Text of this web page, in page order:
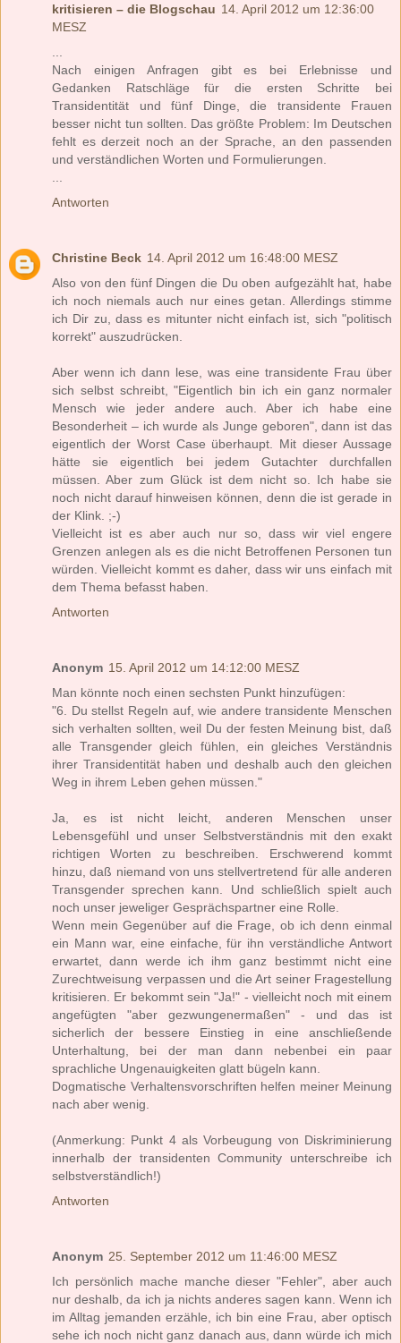
kritisieren – die Blogschau 14. April 2012 um 12:36:00
MESZ
Nach einigen Anfragen gibt es bei Erlebnisse und
Gedanken Ratschläge für die ersten Schritte bei
Transidentität und fünf Dinge, die transidente Frauen
besser nicht tun sollten. Das größte Problem: Im Deutschen
fehlt es derzeit noch an der Sprache, an den passenden
und verständlichen Worten und Formulierungen.
Antworten
Christine Beck 14. April 2012 um 16:48:00 MESZ
Also von den fünf Dingen die Du oben aufgezählt hat, habe
ich noch niemals auch nur eines getan. Allerdings stimme
ich Dir zu, dass es mitunter nicht einfach ist, sich "politisch
korrekt" auszudrücken.
Aber wenn ich dann lese, was eine transidente Frau über
sich selbst schreibt, "Eigentlich bin ich ein ganz normaler
Mensch wie jeder andere auch. Aber ich habe eine
Besonderheit – ich wurde als Junge geboren", dann ist das
eigentlich der Worst Case überhaupt. Mit dieser Aussage
hätte sie eigentlich bei jedem Gutachter durchfallen
müssen. Aber zum Glück ist dem nicht so. Ich habe sie
noch nicht darauf hinweisen können, denn die ist gerade in
der Klink. ;-)
Vielleicht ist es aber auch nur so, dass wir viel engere
Grenzen anlegen als es die nicht Betroffenen Personen tun
würden. Vielleicht kommt es daher, dass wir uns einfach mit
dem Thema befasst haben.
Antworten
Anonym 15. April 2012 um 14:12:00 MESZ
Man könnte noch einen sechsten Punkt hinzufügen:
"6. Du stellst Regeln auf, wie andere transidente Menschen
sich verhalten sollten, weil Du der festen Meinung bist, daß
alle Transgender gleich fühlen, ein gleiches Verständnis
ihrer Transidentität haben und deshalb auch den gleichen
Weg in ihrem Leben gehen müssen."
Ja, es ist nicht leicht, anderen Menschen unser
Lebensgefühl und unser Selbstverständnis mit den exakt
richtigen Worten zu beschreiben. Erschwerend kommt
hinzu, daß niemand von uns stellvertretend für alle anderen
Transgender sprechen kann. Und schließlich spielt auch
noch unser jeweliger Gesprächspartner eine Rolle.
Wenn mein Gegenüber auf die Frage, ob ich denn einmal
ein Mann war, eine einfache, für ihn verständliche Antwort
erwartet, dann werde ich ihm ganz bestimmt nicht eine
Zurechtweisung verpassen und die Art seiner Fragestellung
kritisieren. Er bekommt sein "Ja!" - vielleicht noch mit einem
angefügten "aber gezwungenermaßen" - und das ist
sicherlich der bessere Einstieg in eine anschließende
Unterhaltung, bei der man dann nebenbei ein paar
sprachliche Ungenauigkeiten glatt bügeln kann.
Dogmatische Verhaltensvorschriften helfen meiner Meinung
nach aber wenig.
(Anmerkung: Punkt 4 als Vorbeugung von Diskriminierung
innerhalb der transidenten Community unterschreibe ich
selbstverständlich!)
Antworten
Anonym 25. September 2012 um 11:46:00 MESZ
Ich persönlich mache manche dieser "Fehler", aber auch
nur deshalb, da ich ja nichts anderes sagen kann. Wenn ich
im Alltag jemanden erzähle, ich bin eine Frau, aber optisch
sehe ich noch nicht ganz danach aus, dann würde ich mich